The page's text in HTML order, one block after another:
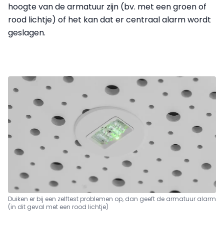
hoogte van de armatuur zijn (bv. met een groen of
rood lichtje) of het kan dat er centraal alarm wordt
geslagen.
Duiken er bij een zelftest problemen op, dan geeft de armatuur alarm
(in dit geval met een rood lichtje)